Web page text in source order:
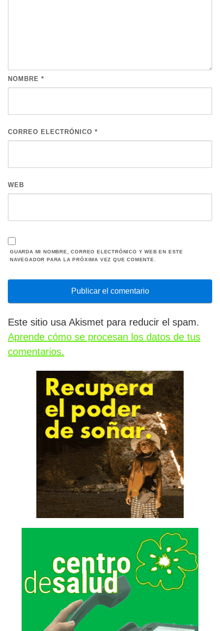
NOMBRE *
CORREO ELECTRÓNICO *
WEB
GUARDA MI NOMBRE, CORREO ELECTRÓNICO Y WEB EN ESTE
NAVEGADOR PARA LA PRÓXIMA VEZ QUE COMENTE.
Este sitio usa Akismet para reducir el spam.
Aprende cómo se procesan los datos de tus
comentarios.